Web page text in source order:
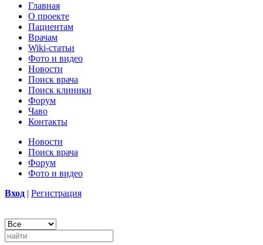
Главная
О проекте
Пациентам
Врачам
Wiki-статьи
Фото и видео
Новости
Поиск врача
Поиск клиники
Форум
Чаво
Контакты
Новости
Поиск врача
Форум
Фото и видео
Вход | Регистрация